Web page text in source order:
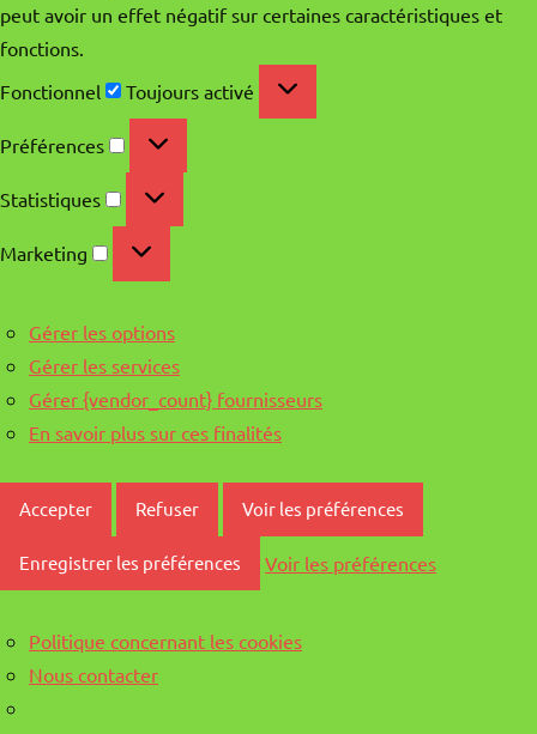
peut avoir un effet négatif sur certaines caractéristiques et
fonctions.
Fonctionnel
Fonctionnel
Toujours activé
Préférences Préférences
Statistiques Statistiques
Marketing Marketing
Gérer les options
Gérer les services
Gérer {vendor_count} fournisseurs
En savoir plus sur ces finalités
Accepter Refuser Voir les préférences
Enregistrer les préférences Voir les préférences
Politique concernant les cookies
Nous contacter